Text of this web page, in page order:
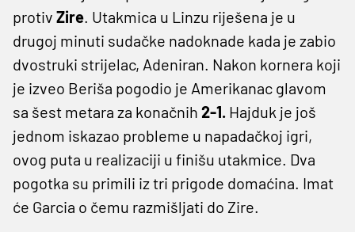
protiv Zire. Utakmica u Linzu riješena je u
drugoj minuti sudačke nadoknade kada je zabio
dvostruki strijelac, Adeniran. Nakon kornera koji
je izveo Beriša pogodio je Amerikanac glavom
sa šest metara za konačnih 2-1. Hajduk je još
jednom iskazao probleme u napadačkoj igri,
ovog puta u realizaciji u finišu utakmice. Dva
pogotka su primili iz tri prigode domaćina. Imat
će Garcia o čemu razmišljati do Zire.